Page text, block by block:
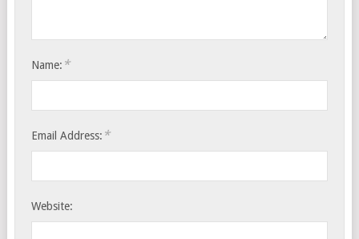
Name: *
Email Address: *
Website: